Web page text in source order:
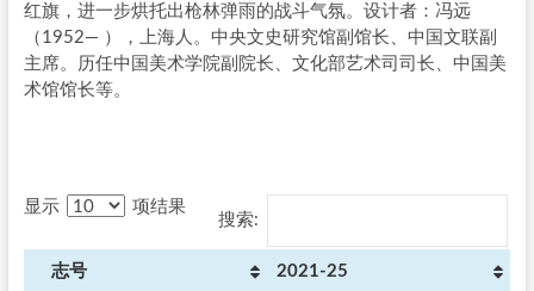
红旗，进一步烘托出枪林弹雨的战斗气氛。设计者：冯远
（1952— ），上海人。中央文史研究馆副馆长、中国文联副
主席。历任中国美术学院副院长、文化部艺术司司长、中国美
术馆馆长等。
显示 项结果
搜索:
志号 2021-25